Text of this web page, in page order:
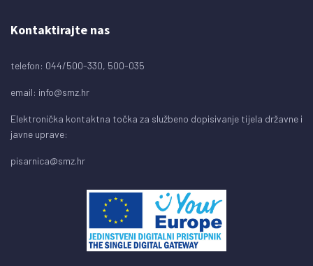
Kontaktirajte nas
telefon: 044/500-330, 500-035
email: info@smz.hr
Elektronička kontaktna točka za službeno dopisivanje tijela državne i
javne uprave:
pisarnica@smz.hr